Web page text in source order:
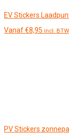
EV Stickers
Vanaf€8,95 incl. BTW
PV Stickers